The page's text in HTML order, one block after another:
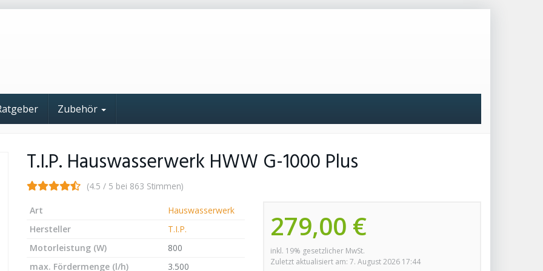
Zubehör
T.I.P. Hauswasserwerk HWW G-1000 Plus
(4.5 / 5 bei 863 Stimmen)
279,00 €
inkl. 19% gesetzlicher MwSt.
Zuletzt aktualisiert am: 7. August 2026 17:44
Art
Hauswasserwerk
Hersteller
T.I.P.
Motorleistung (W)
800
max. Fördermenge (l/h)
3.500